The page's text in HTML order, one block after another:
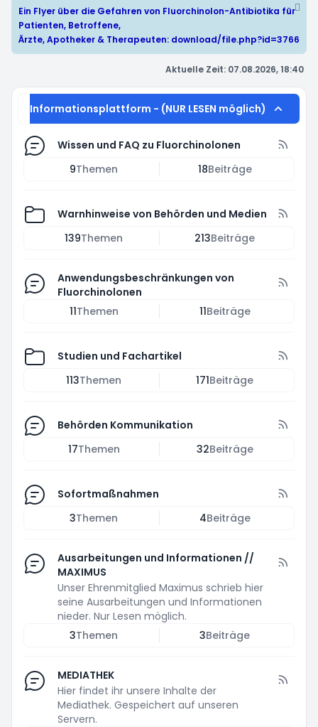
Ein Flyer über die Gefahren von Fluorchinolon-Antibiotika für
Patienten, Betroffene,
Ärzte, Apotheker & Therapeuten: download/file.php?id=3766
Aktuelle Zeit: 07.08.2026, 18:40
Informationsplattform - (NUR LESEN möglich)
Wissen und FAQ zu Fluorchinolonen
9Themen 18Beiträge
Warnhinweise von Behörden und Medien
139Themen 213Beiträge
Anwendungsbeschränkungen von
Fluorchinolonen
11Themen 11Beiträge
Studien und Fachartikel
113Themen 171Beiträge
Behörden Kommunikation
17Themen 32Beiträge
Sofortmaßnahmen
3Themen 4Beiträge
Ausarbeitungen und Informationen //
MAXIMUS
Unser Ehrenmitglied Maximus schrieb hier
seine Ausarbeitungen und Informationen
nieder. Nur Lesen möglich.
3Themen 3Beiträge
MEDIATHEK
Hier findet ihr unsere Inhalte der
Mediathek. Gespeichert auf unseren
Servern.